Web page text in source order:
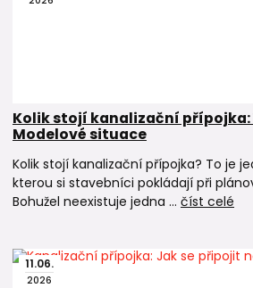
Kolik stojí kanalizační přípojka:
Modelové situace
Kolik stojí kanalizační přípojka? To je
kterou si stavebníci pokládají při
Bohužel neexistuje jedna ... číst celé
11.06.
2026